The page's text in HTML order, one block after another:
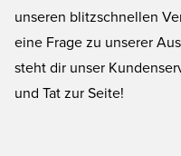
unseren blitzschnellen
eine Frage zu unserer
steht dir unser
und Tat zur Seite!